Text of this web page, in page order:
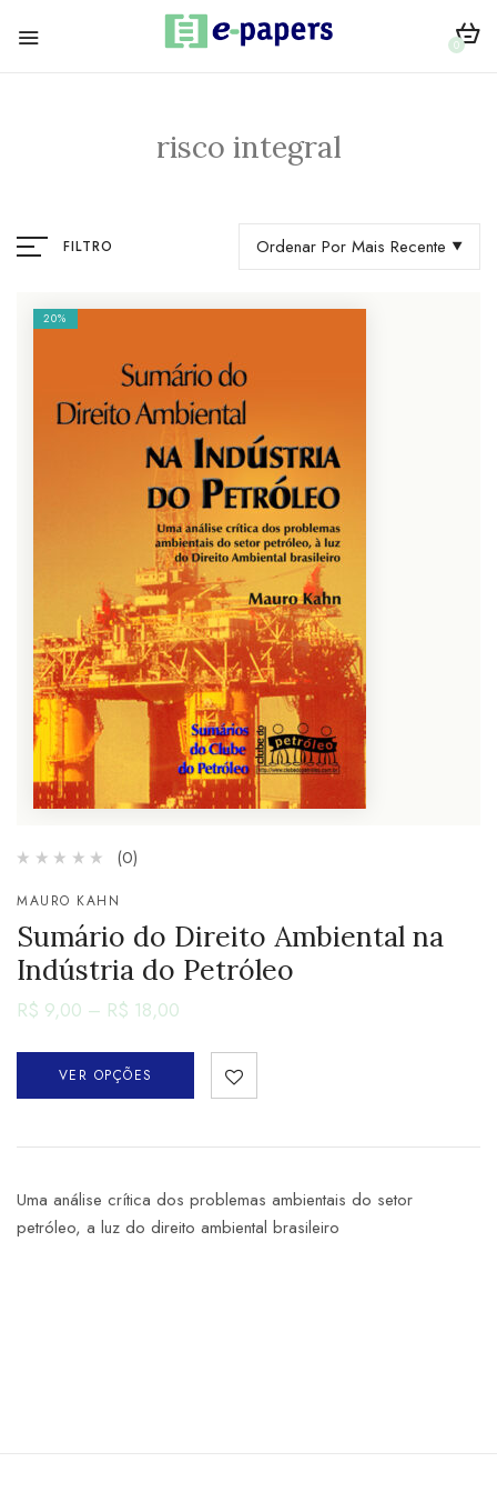
0
risco integral
FILTRO Ordenar Por Mais Recente
20%
(0)
MAURO KAHN
Sumário do Direito Ambiental na
Indústria do Petróleo
R$ 9,00 – R$ 18,00
VER OPÇÕES
Uma análise crítica dos problemas ambientais do setor
petróleo, a luz do direito ambiental brasileiro